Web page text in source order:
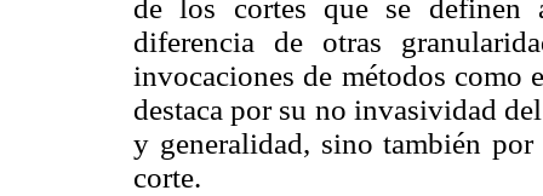
de los cortes que se definen
diferencia de otras
invocaciones de métodos como
destaca por su no invasividad
y generalidad, sino también
corte.